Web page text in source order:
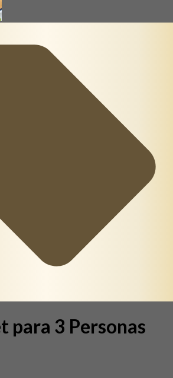
para 3 Personas